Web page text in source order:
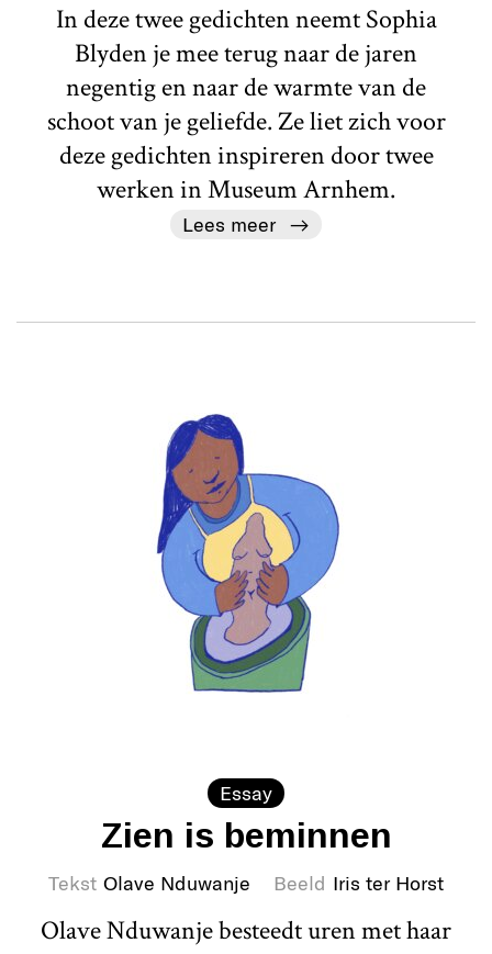
In deze twee gedichten neemt Sophia
Blyden je mee terug naar de jaren
negentig en naar de warmte van de
schoot van je geliefde. Ze liet zich voor
deze gedichten inspireren door twee
werken in Museum Arnhem.
Lees meer
Essay
Zien is beminnen
Tekst Olave Nduwanje Beeld Iris ter Horst
Olave Nduwanje besteedt uren met haar